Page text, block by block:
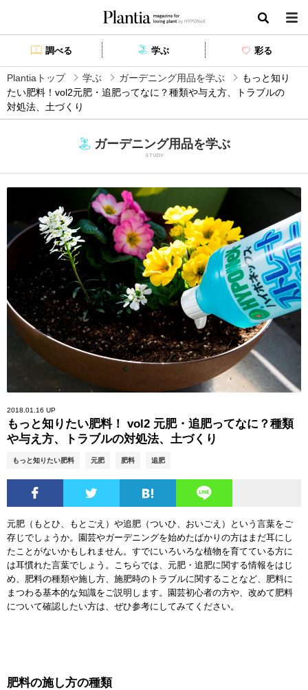
調べる 学ぶ 彩る
Plantiaトップ 学ぶ ガーデニング用品を学ぶ
もっと知り
たい肥料！vol2元肥・追肥ってなに？種類や与え方、トラブルの
対処法、土づくり
ガーデニング用品を学ぶ
STUDY
2018.01.16 UP
もっと知りたい肥料！ vol2 元肥・追肥ってなに？種類
や与え方、トラブルの対処法、土づくり
もっと知りたい肥料 元肥 肥料 追肥
元肥（もとひ、もとごえ）や追肥（ついひ、おいごえ）という言葉をご
存じでしょうか。園芸やガーデニングを始めたばかりの方はまだ耳にし
たことがないかもしれません。すでにいろいろな植物を育てている方に
は耳慣れた言葉でしょう。こちらでは、元肥・追肥に関する情報をはじ
め、肥料の種類や施し方、施肥時のトラブルに関することなど、肥料に
まつわる基本的な知識をご説明します。園芸初心者の方や、改めて肥料
について確認したい方は、ぜひ参考にしてみてください。
肥料の施し方の種類